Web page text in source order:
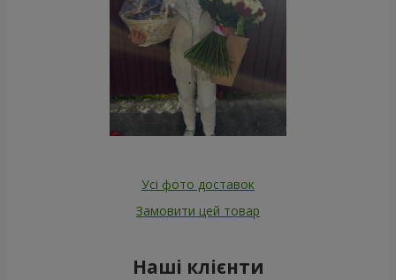
Усі фото доставок
Замовити цей товар
Наші клієнти